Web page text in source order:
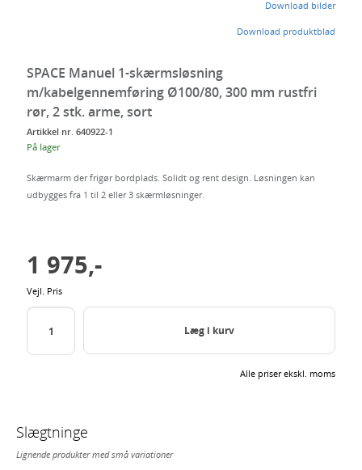
Download bilder
Download produktblad
SPACE Manuel 1-skærmsløsning
m/kabelgennemføring Ø100/80, 300 mm rustfri
rør, 2 stk. arme, sort
Artikkel nr. 640922-1
På lager
Skærmarm der frigør bordplads. Solidt og rent design. Løsningen kan
udbygges fra 1 til 2 eller 3 skærmløsninger.
1 975,-
Vejl. Pris
Læg i kurv
Alle priser ekskl. moms
Slægtninge
Lignende produkter med små variationer